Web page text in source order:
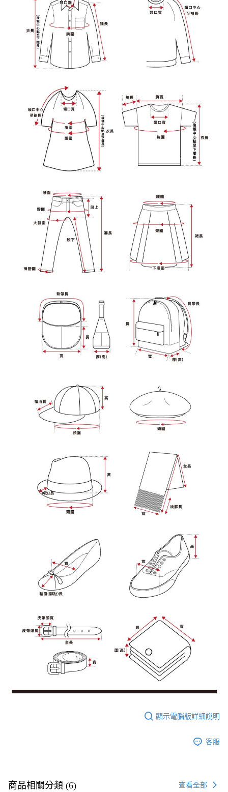
顯示電腦版詳細說明
客服
商品相關分類 (6) 查看全部